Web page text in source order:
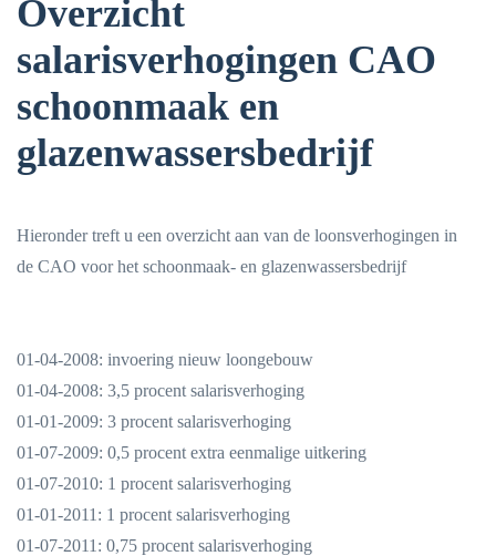
Overzicht
salarisverhogingen CAO
schoonmaak en
glazenwassersbedrijf
Hieronder treft u een overzicht aan van de loonsverhogingen in
de CAO voor het schoonmaak- en glazenwassersbedrijf
01-04-2008: invoering nieuw loongebouw
01-04-2008: 3,5 procent salarisverhoging
01-01-2009: 3 procent salarisverhoging
01-07-2009: 0,5 procent extra eenmalige uitkering
01-07-2010: 1 procent salarisverhoging
01-01-2011: 1 procent salarisverhoging
01-07-2011: 0,75 procent salarisverhoging